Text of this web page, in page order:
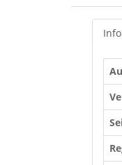
Info